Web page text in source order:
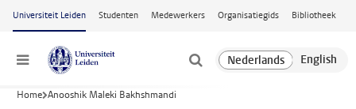
Ga naar hoofdinhoud
Universiteit Leiden Studenten Medewerkers Organisatiegids Bibliotheek
Menu
Home Anooshik Maleki Bakhshmandi